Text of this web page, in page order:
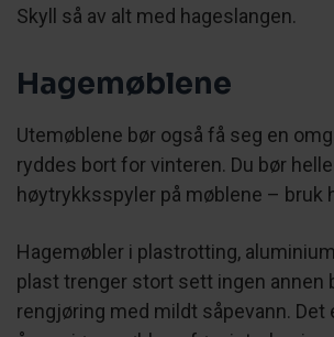
Skyll så av alt med hageslangen.
Hagemøblene
Utemøblene bør også få seg en
ryddes bort for vinteren. Du bør
høytrykksspyler på møblene – bruk
Hagemøbler i plastrotting,
plast trenger stort sett ingen annen
rengjøring med mildt såpevann. Det